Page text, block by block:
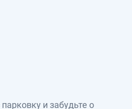
и забудьте о